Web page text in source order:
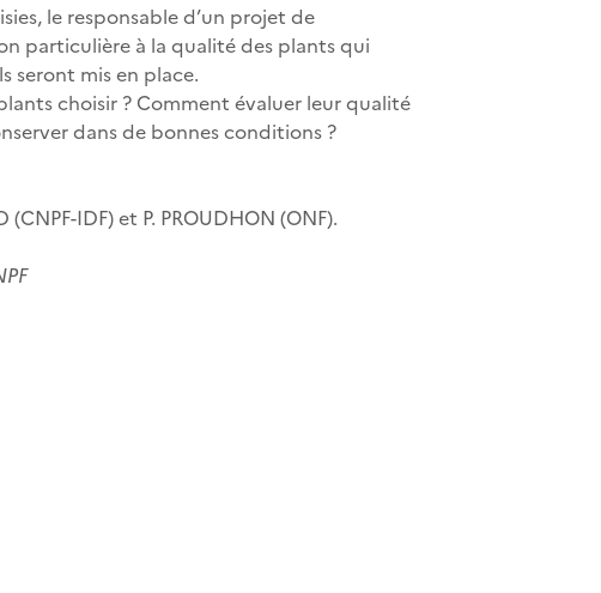
le responsable d’un projet de
particulière à la qualité des plants qui
seront mis en place.
choisir ? Comment évaluer leur qualité
dans de bonnes conditions ?
IDF) et P. PROUDHON (ONF).